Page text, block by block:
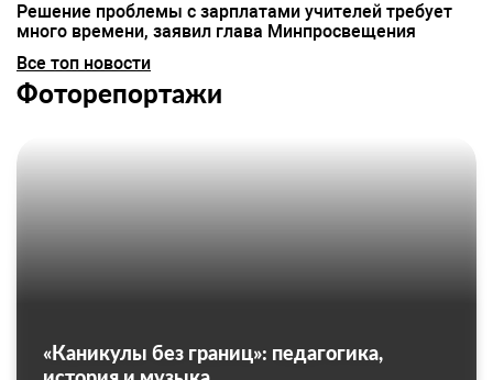
Решение проблемы с зарплатами учителей требует
много времени, заявил глава Минпросвещения
Все топ новости
Фоторепортажи
«Каникулы без границ»: педагогика,